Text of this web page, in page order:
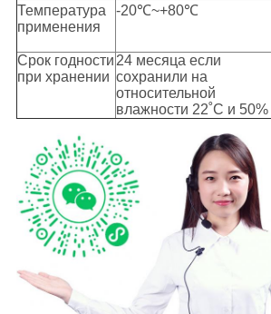
Температура
применения
-20℃~+80℃
Срок годности
при хранении
24 месяца если
сохранили на
относительной
влажности 22˚C и 50%